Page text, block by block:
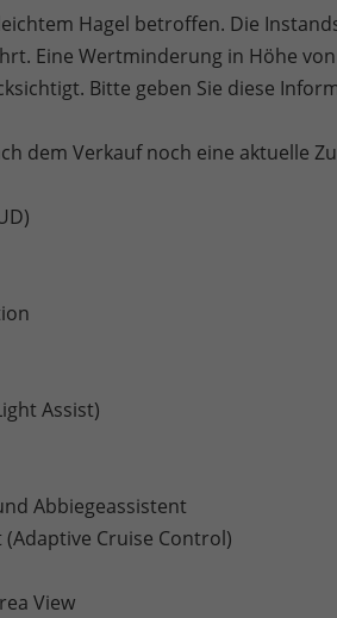
Hagel betroffen. Die
Eine Wertminderung in Höhe
Bitte geben Sie diese
dem Verkauf noch eine aktuelle
Assist)
Abbiegeassistent
Cruise Control)
View